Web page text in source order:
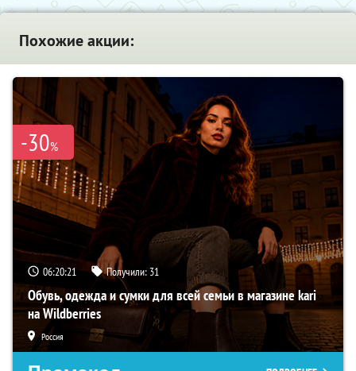
Похожие акции:
-30%
06:20:19 Получили: 31
Обувь, одежда и сумки для всей семьи в магазине kari
на Wildberries
Россия